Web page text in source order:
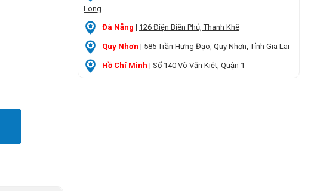
Long
Đà Nẵng | 126 Điện Biên Phủ, Thanh Khê
Quy Nhơn | 585 Trần Hưng Đạo, Quy Nhơn, Tỉnh Gia Lai
Hồ Chí Minh | Số 140 Võ Văn Kiệt, Quận 1